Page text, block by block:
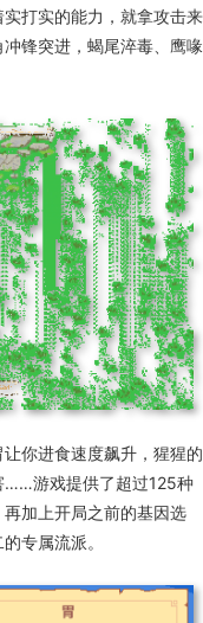
打实的能力，就拿攻击来
锋突进，蝎尾淬毒、鹰喙
你进食速度飙升，猩猩的
……游戏提供了超过125种
加上开局之前的基因选
专属流派。